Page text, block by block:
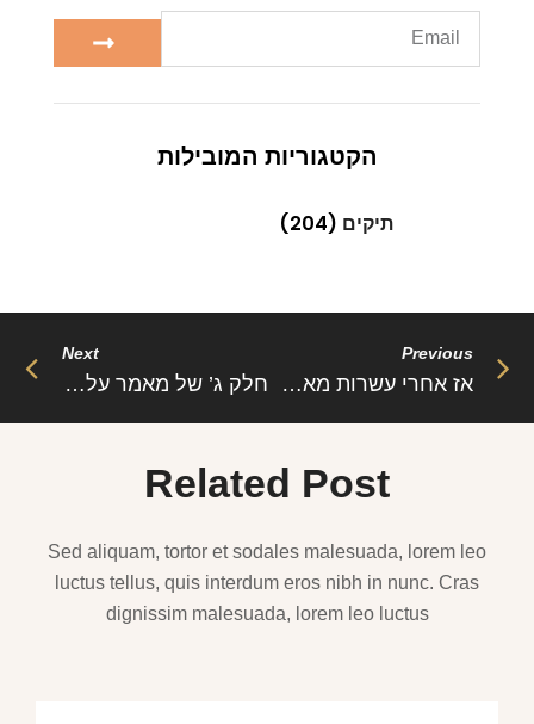
הקטגוריות המובילות
תיקים (204)
Previous
אז אחרי עשרות מאמרים על אופנה ובגדי נשים שיתאימו לך לדייטים שלך או ליום יום כי מי לא רוצה להיראות
Next
חלק ג’ של מאמר על לבוש לדייטים שהוא רומנטי , חושני , נשי , אלגנטי ופשוט נכון לדייטים ואפשר לגמריי לאמץ
Related Post
Sed aliquam, tortor et sodales malesuada, lorem leo
luctus tellus, quis interdum eros nibh in nunc. Cras
dignissim malesuada, lorem leo luctus